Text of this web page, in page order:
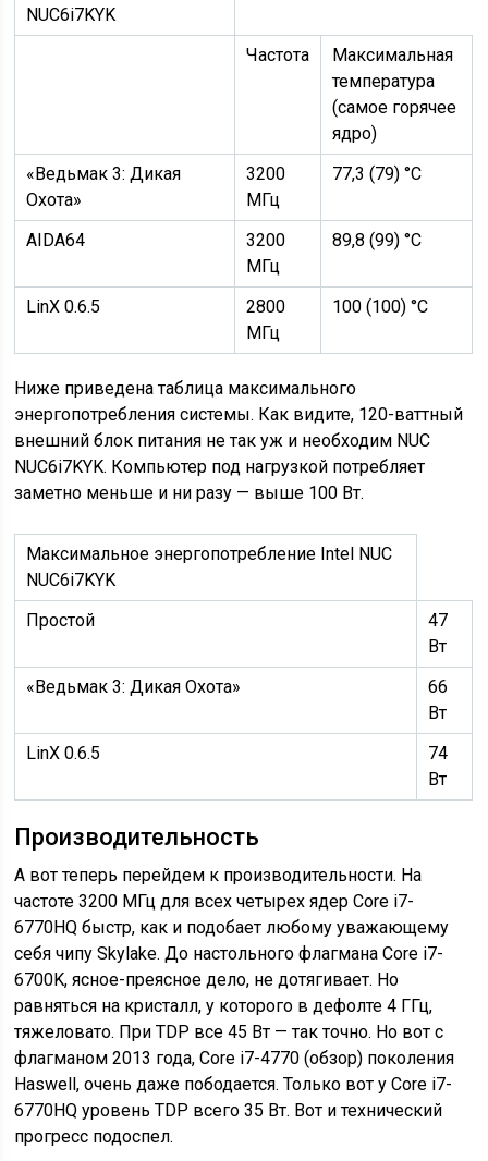
NUC6i7KYK
Частота
Максимальная
температура
(самое горячее
ядро)
«Ведьмак 3: Дикая
Охота»
3200
МГц
77,3 (79) °C
AIDA64
3200
МГц
89,8 (99) °C
LinX 0.6.5
2800
МГц
100 (100) °C
Ниже приведена таблица максимального
энергопотребления системы. Как видите, 120-ваттный
внешний блок питания не так уж и необходим NUC
NUC6i7KYK. Компьютер под нагрузкой потребляет
заметно меньше и ни разу — выше 100 Вт.
Максимальное энергопотребление Intel NUC
NUC6i7KYK
Простой
47
Вт
«Ведьмак 3: Дикая Охота»
66
Вт
LinX 0.6.5
74
Вт
Производительность
А вот теперь перейдем к производительности. На
частоте 3200 МГц для всех четырех ядер Core i7-
6770HQ быстр, как и подобает любому уважающему
себя чипу Skylake. До настольного флагмана Core i7-
6700K, ясное-преясное дело, не дотягивает. Но
равняться на кристалл, у которого в дефолте 4 ГГц,
тяжеловато. При TDP все 45 Вт — так точно. Но вот с
флагманом 2013 года, Core i7-4770 (обзор) поколения
Haswell, очень даже пободается. Только вот у Core i7-
6770HQ уровень TDP всего 35 Вт. Вот и технический
прогресс подоспел.